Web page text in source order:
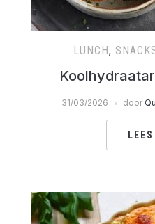
LUNCH,
31/03/2026 door